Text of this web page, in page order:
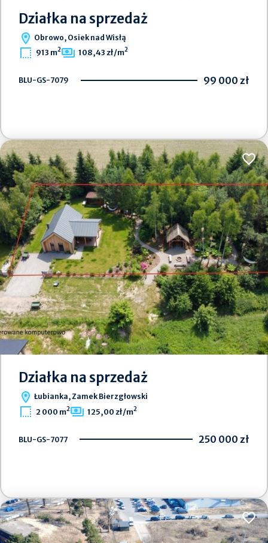
Działka na sprzedaż
Obrowo, Osiek nad Wisłą
913 m2 108,43 zł/m2
BLU-GS-7079 99 000 zł
Działka na sprzedaż
Łubianka, Zamek Bierzgłowski
2 000 m2 125,00 zł/m2
BLU-GS-7077 250 000 zł